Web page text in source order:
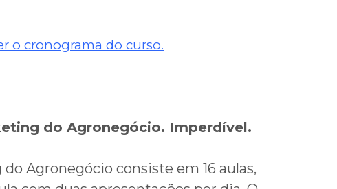
o cronograma do curso.
do Agronegócio. Imperdível.
Agronegócio consiste em 16 aulas,